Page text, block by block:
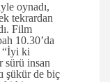
oynadı,
tekrardan
Film
10.30’da
“İyi ki
sürü insan
şükür de biç